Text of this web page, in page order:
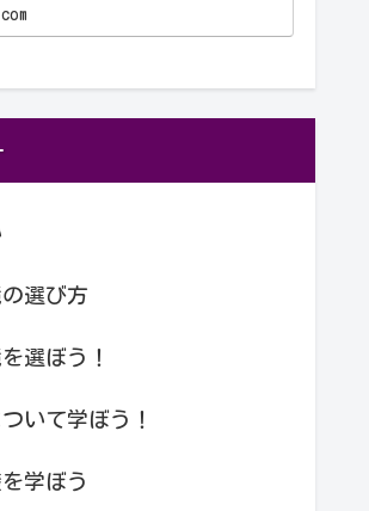
の物語は、古代ギリシャ人の世界
大な…
選び方
選ぼう！
いて学ぼう！
学ぼう